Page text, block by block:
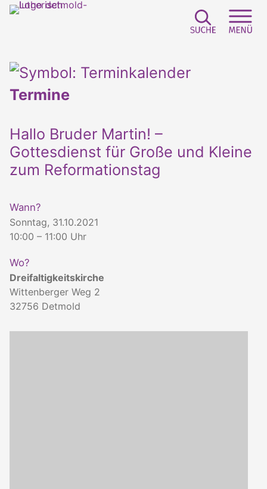
Termine
Hallo Bruder Martin! –
Gottesdienst für Große und Kleine
zum Reformationstag
Wann?
Sonntag, 31.10.2021
10:00 – 11:00 Uhr
Wo?
Dreifaltigkeitskirche
Wittenberger Weg 2
32756 Detmold